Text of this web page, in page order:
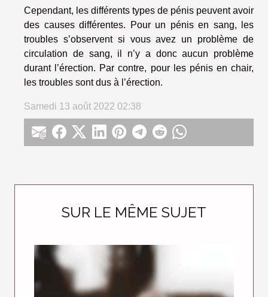
SUR LE MÊME SUJET
Cependant, les différents types de pénis peuvent avoir
des causes différentes. Pour un pénis en sang, les
troubles s’observent si vous avez un problème de
circulation de sang, il n’y a donc aucun problème
durant l’érection. Par contre, pour les pénis en chair,
les troubles sont dus à l’érection.
Samedi 13 août 2022 02:38